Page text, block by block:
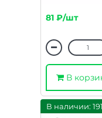
81 ₽/шт
В
В наличии: